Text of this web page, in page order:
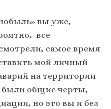
вы уже,
все
самое время
мой личный
на территории
были общие черты,
но это вы и без